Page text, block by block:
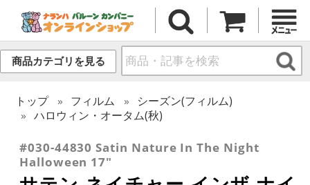
商品カテゴリを見る
トップ フィルム
シーズン(フィルム)
ハロウィン・オータム(秋)
#030-44830 Satin Nature In The Night
Halloween 17"